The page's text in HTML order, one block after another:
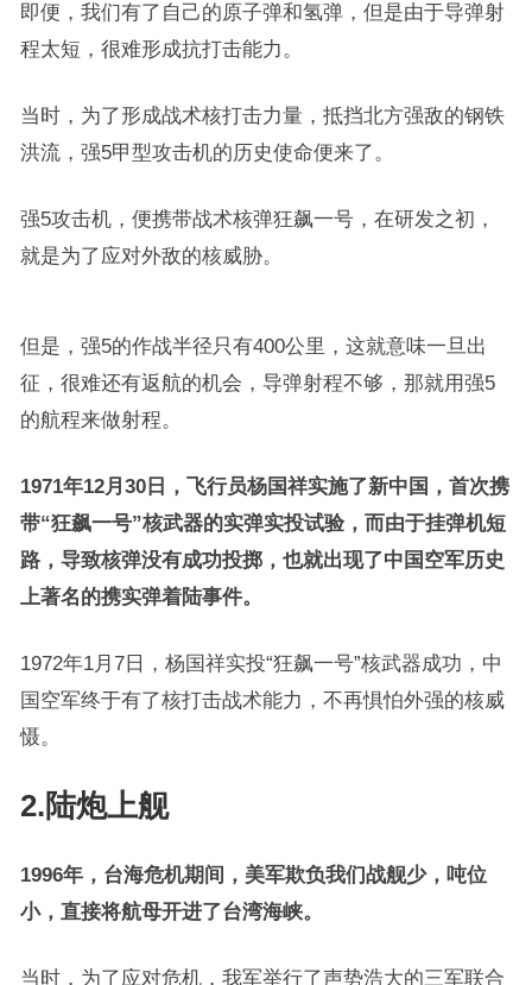
即便，我们有了自己的原子弹和氢弹，但是由于导弹射
程太短，很难形成抗打击能力。
当时，为了形成战术核打击力量，抵挡北方强敌的钢铁
洪流，强5甲型攻击机的历史使命便来了。
强5攻击机，便携带战术核弹狂飙一号，在研发之初，
就是为了应对外敌的核威胁。
但是，强5的作战半径只有400公里，这就意味一旦出
征，很难还有返航的机会，导弹射程不够，那就用强5
的航程来做射程。
1971年12月30日，飞行员杨国祥实施了新中国，首次携
带“狂飙一号”核武器的实弹实投试验，而由于挂弹机短
路，导致核弹没有成功投掷，也就出现了中国空军历史
上著名的携实弹着陆事件。
1972年1月7日，杨国祥实投“狂飙一号”核武器成功，中
国空军终于有了核打击战术能力，不再惧怕外强的核威
慑。
2.陆炮上舰
1996年，台海危机期间，美军欺负我们战舰少，吨位
小，直接将航母开进了台湾海峡。
当时，为了应对危机，我军举行了声势浩大的三军联合